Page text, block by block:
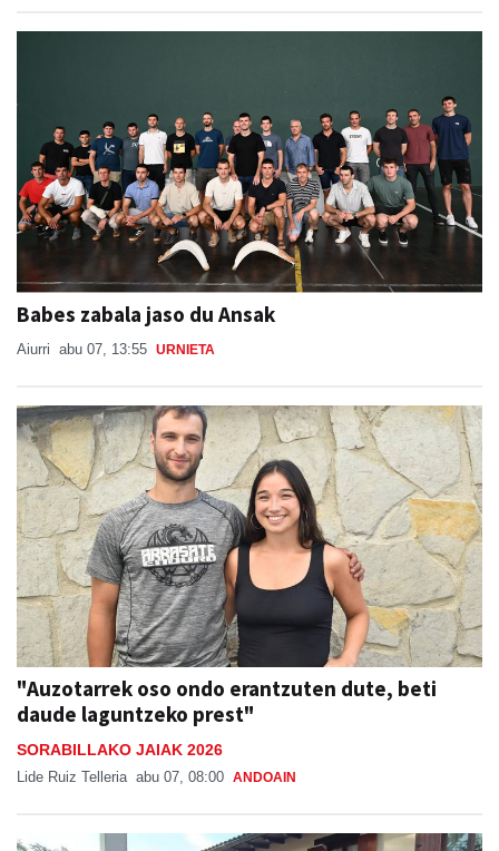
Babes zabala jaso du Ansak
"Auzotarrek oso ondo erantzuten dute, beti
daude laguntzeko prest"
SORABILLAKO JAIAK 2026
Lide Ruiz Telleria abu 07, 08:00